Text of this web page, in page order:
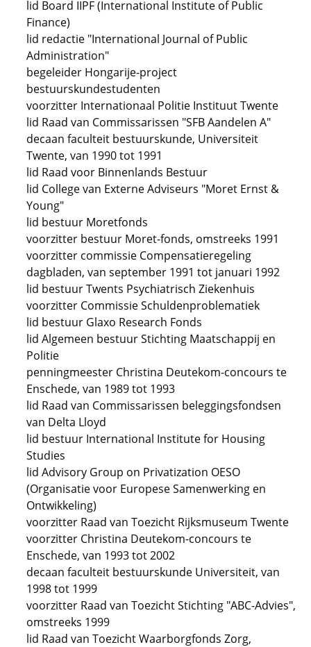
lid Board IIPF (International Institute of Public
Finance)
lid redactie "International Journal of Public
Administration"
begeleider Hongarije-project
bestuurskundestudenten
voorzitter Internationaal Politie Instituut Twente
lid Raad van Commissarissen "SFB Aandelen A"
decaan faculteit bestuurskunde, Universiteit
Twente, van 1990 tot 1991
lid Raad voor Binnenlands Bestuur
lid College van Externe Adviseurs "Moret Ernst &
Young"
lid bestuur Moretfonds
voorzitter bestuur Moret-fonds, omstreeks 1991
voorzitter commissie Compensatieregeling
dagbladen, van september 1991 tot januari 1992
lid bestuur Twents Psychiatrisch Ziekenhuis
voorzitter Commissie Schuldenproblematiek
lid bestuur Glaxo Research Fonds
lid Algemeen bestuur Stichting Maatschappij en
Politie
penningmeester Christina Deutekom-concours te
Enschede, van 1989 tot 1993
lid Raad van Commissarissen beleggingsfondsen
van Delta Lloyd
lid bestuur International Institute for Housing
Studies
lid Advisory Group on Privatization OESO
(Organisatie voor Europese Samenwerking en
Ontwikkeling)
voorzitter Raad van Toezicht Rijksmuseum Twente
voorzitter Christina Deutekom-concours te
Enschede, van 1993 tot 2002
decaan faculteit bestuurskunde Universiteit, van
1998 tot 1999
voorzitter Raad van Toezicht Stichting "ABC-Advies",
omstreeks 1999
lid Raad van Toezicht Waarborgfonds Zorg,